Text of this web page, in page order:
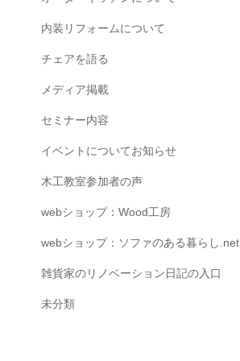
内装リフォームについて
チェアを語る
メディア掲載
セミナー内容
イベントについてお知らせ
木工教室参加者の声
webショップ：Wood工房
webショップ：ソファのある暮らし.net
雑貨家のリノベーション日記の入口
未分類